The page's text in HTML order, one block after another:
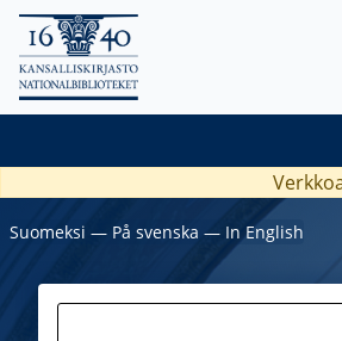
Suomeksi ― På svenska ― In English